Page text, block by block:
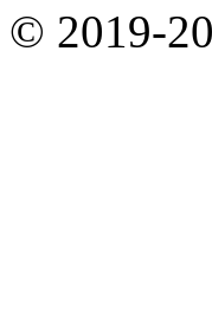
© 2019-